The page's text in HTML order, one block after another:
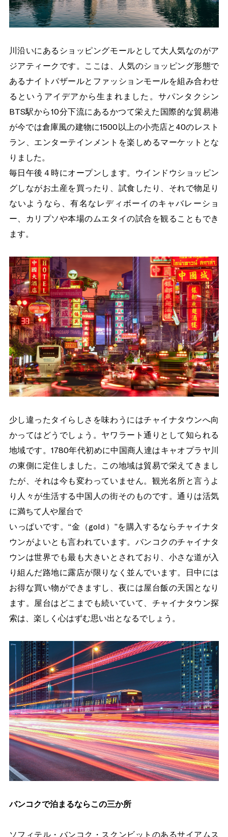
川沿いにあるショッピングモールとして大人気なのがア
ジアティークです。ここは、人気のショッピング形態で
あるナイトバザールとファッションモールを組み合わせ
るというアイデアから生まれました。サパンタクシン
BTS駅から10分下流にあるかつて栄えた国際的な貿易港
が今では倉庫風の建物に1500以上の小売店と40のレスト
ラン、エンターテインメントを楽しめるマーケットとな
りました。
毎日午後４時にオープンします。ウインドウショッピン
グしながお土産を買ったり、試食したり、それで物足り
ないようなら、有名なレディボーイのキャバレーショ
ー、カリプソや本場のムエタイの試合を観ることもでき
ます。
少し違ったタイらしさを味わうにはチャイナタウンへ向
かってはどうでしょう。ヤワラート通りとして知られる
地域です。1780年代初めに中国商人達はキャオプラヤ川
の東側に定住しました。この地域は貿易で栄えてきまし
たが、それは今も変わっていません。観光名所と言うよ
り人々が生活する中国人の街そのものです。通りは活気
に満ちて人や屋台で
いっぱいです。“金（gold）”を購入するならチャイナタ
ウンがよいとも言われています。バンコクのチャイナタ
ウンは世界でも最も大きいとされており、小さな道が入
り組んだ路地に露店が限りなく並んでいます。日中には
お得な買い物ができますし、夜には屋台飯の天国となり
ます。屋台はどこまでも続いていて、チャイナタウン探
索は、楽しく心はずむ思い出となるでしょう。
バンコクで泊まるならこの三か所
ソフィテル・バンコク・スクンビットのあるサイアムス